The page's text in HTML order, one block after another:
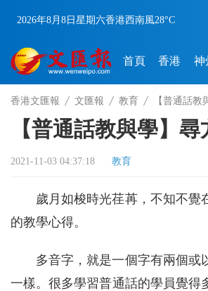
2026年8月8日 星期六香港西南風28°C
首頁 香港 神
香港文匯報 文匯報 教育 【普通話
【普通話教與學】
2021-11-03 04:37:18 教育
歲月如梭時光荏苒，不知不覺
的教學心得。
多音字，就是一個字有兩個或
一樣。很多學習普通話的學員覺得